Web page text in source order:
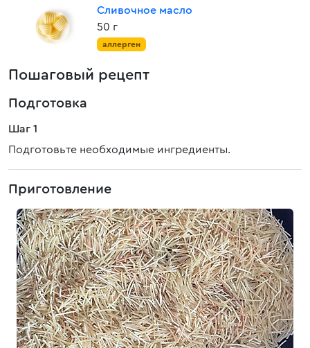
Сливочное масло
50 г
аллерген
Пошаговый рецепт
Подготовка
Шаг 1
Подготовьте необходимые ингредиенты.
Приготовление